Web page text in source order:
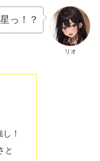
リオ
っ！？
！
と